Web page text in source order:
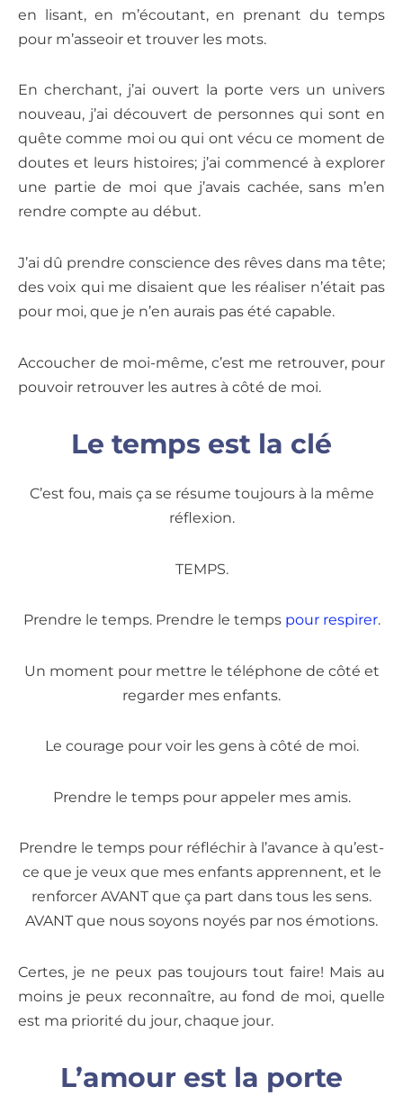
en lisant, en m’écoutant, en prenant du temps
pour m’asseoir et trouver les mots.
En cherchant, j’ai ouvert la porte vers un univers
nouveau, j’ai découvert de personnes qui sont en
quête comme moi ou qui ont vécu ce moment de
doutes et leurs histoires; j’ai commencé à explorer
une partie de moi que j’avais cachée, sans m’en
rendre compte au début.
J’ai dû prendre conscience des rêves dans ma tête;
des voix qui me disaient que les réaliser n’était pas
pour moi, que je n’en aurais pas été capable.
Accoucher de moi-même, c’est me retrouver, pour
pouvoir retrouver les autres à côté de moi.
Le temps est la clé
C’est fou, mais ça se résume toujours à la même
réflexion.
TEMPS.
Prendre le temps. Prendre le temps pour respirer.
Un moment pour mettre le téléphone de côté et
regarder mes enfants.
Le courage pour voir les gens à côté de moi.
Prendre le temps pour appeler mes amis.
Prendre le temps pour réfléchir à l’avance à qu’est-
ce que je veux que mes enfants apprennent, et le
renforcer AVANT que ça part dans tous les sens.
AVANT que nous soyons noyés par nos émotions.
Certes, je ne peux pas toujours tout faire! Mais au
moins je peux reconnaître, au fond de moi, quelle
est ma priorité du jour, chaque jour.
L’amour est la porte